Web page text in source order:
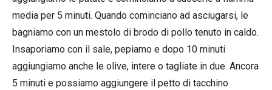
media per 5 minuti. Quando cominciano ad asciugarsi, le
bagniamo con un mestolo di brodo di pollo tenuto in caldo.
Insaporiamo con il sale, pepiamo e dopo 10 minuti
aggiungiamo anche le olive, intere o tagliate in due. Ancora
5 minuti e possiamo aggiungere il petto di tacchino